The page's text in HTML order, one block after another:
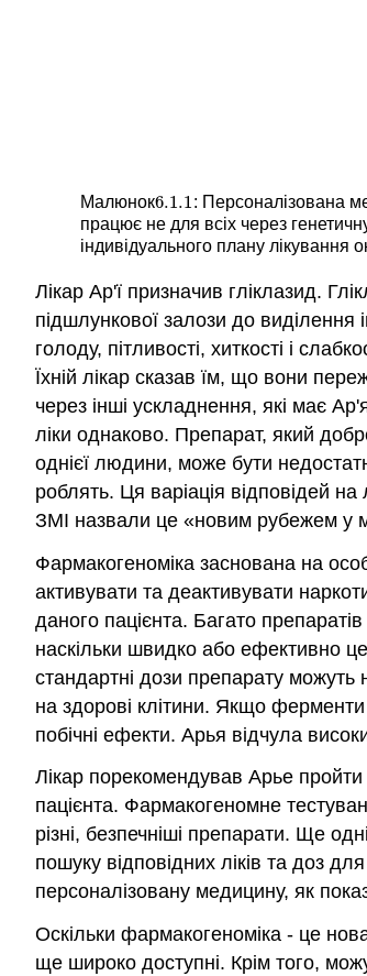
Малюнок6.1.1
6.1.1: Персоналізована
працює не для всіх через
індивідуального плану лікування
Лікар Ар'ї призначив гліклазид.
підшлункової залози до виділення
голоду, пітливості, хиткості і
Їхній лікар сказав їм, що вони
через інші ускладнення, які має
ліки однаково. Препарат, який
однієї людини, може бути
роблять. Ця варіація відповідей
ЗМІ назвали це «новим рубежем у
Фармакогеноміка заснована на
активувати та деактивувати
даного пацієнта. Багато
наскільки швидко або ефективно
стандартні дози препарату
на здорові клітини. Якщо
побічні ефекти. Арья відчула
Лікар порекомендував Арье
пацієнта. Фармакогеномне
різні, безпечніші препарати. Ще
пошуку відповідних ліків та доз
персоналізовану медицину, як
Оскільки фармакогеноміка - це
ще широко доступні. Крім того,